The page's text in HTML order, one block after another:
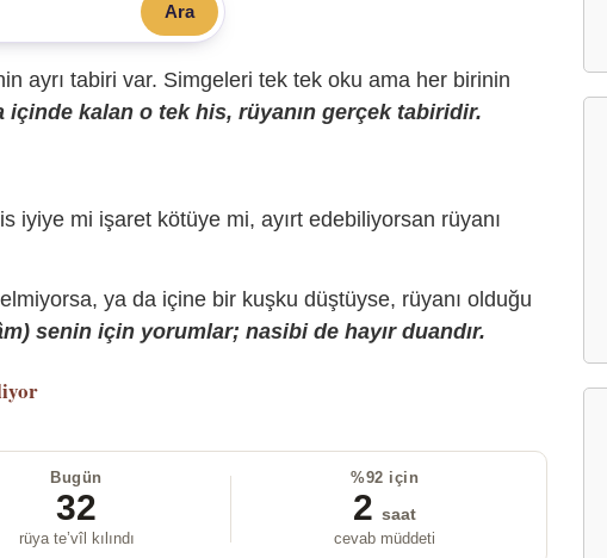
Ara
ayrı tabiri var. Simgeleri tek tek oku ama her birinin
içinde kalan o tek his, rüyanın gerçek tabiridir.
iyiye mi işaret kötüye mi, ayırt edebiliyorsan rüyanı
ya da içine bir kuşku düştüyse, rüyanı olduğu
senin için yorumlar; nasibi de hayır duandır.
Bugün
32
rüya te’vîl kılındı
%92 için
2 saat
cevab müddeti